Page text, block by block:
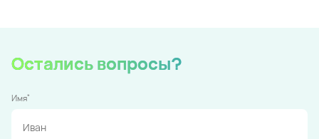
Остались вопросы?
Имя*